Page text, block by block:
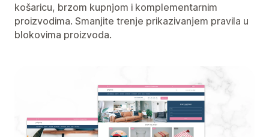
košaricu, brzom kupnjom i komplementarnim
proizvodima. Smanjite trenje prikazivanjem pravila u
blokovima proizvoda.